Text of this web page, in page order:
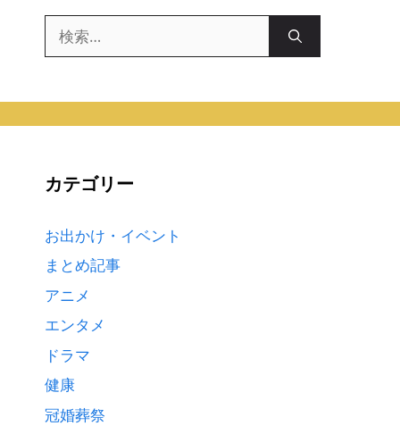
索:
カテゴリー
お出かけ・イベント
まとめ記事
アニメ
エンタメ
ドラマ
健康
冠婚葬祭